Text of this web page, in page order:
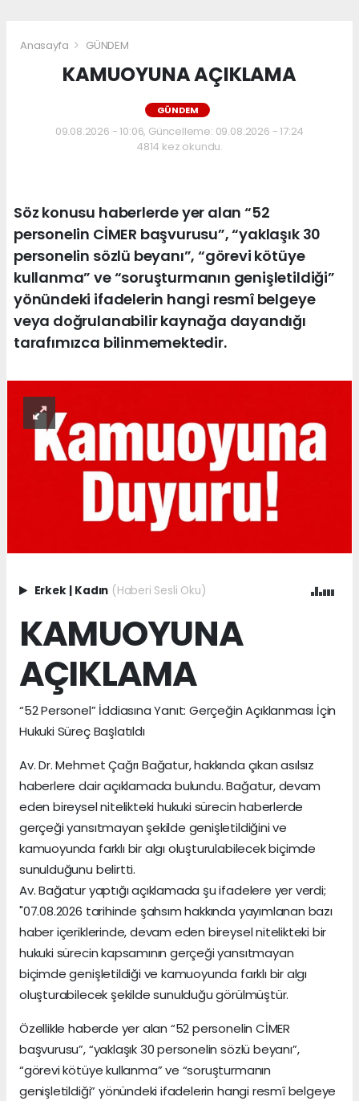
Anasayfa GÜNDEM
KAMUOYUNA AÇIKLAMA
GÜNDEM
09.08.2026 - 10:06, Güncelleme: 09.08.2026 - 17:24
4814 kez okundu.
Söz konusu haberlerde yer alan “52
personelin CİMER başvurusu”, “yaklaşık 30
personelin sözlü beyanı”, “görevi kötüye
kullanma” ve “soruşturmanın genişletildiği”
yönündeki ifadelerin hangi resmî belgeye
veya doğrulanabilir kaynağa dayandığı
tarafımızca bilinmemektedir.
Erkek Kadın (Haberi Sesli Oku)
KAMUOYUNA
AÇIKLAMA
“52 Personel” İddiasına Yanıt: Gerçeğin Açıklanması İçin
Hukuki Süreç Başlatıldı
Av. Dr. Mehmet Çağrı Bağatur, hakkında çıkan asılsız
haberlere dair açıklamada bulundu. Bağatur, devam
eden bireysel nitelikteki hukuki sürecin haberlerde
gerçeği yansıtmayan şekilde genişletildiğini ve
kamuoyunda farklı bir algı oluşturulabilecek biçimde
sunulduğunu belirtti.
Av. Bağatur yaptığı açıklamada şu ifadelere yer verdi;
"07.08.2026 tarihinde şahsım hakkında yayımlanan bazı
haber içeriklerinde, devam eden bireysel nitelikteki bir
hukuki sürecin kapsamının gerçeği yansıtmayan
biçimde genişletildiği ve kamuoyunda farklı bir algı
oluşturabilecek şekilde sunulduğu görülmüştür.
Özellikle haberde yer alan “52 personelin CİMER
başvurusu”, “yaklaşık 30 personelin sözlü beyanı”,
“görevi kötüye kullanma” ve “soruşturmanın
genişletildiği” yönündeki ifadelerin hangi resmî belgeye